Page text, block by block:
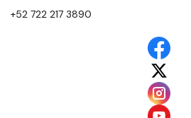
+52 722 217 3890